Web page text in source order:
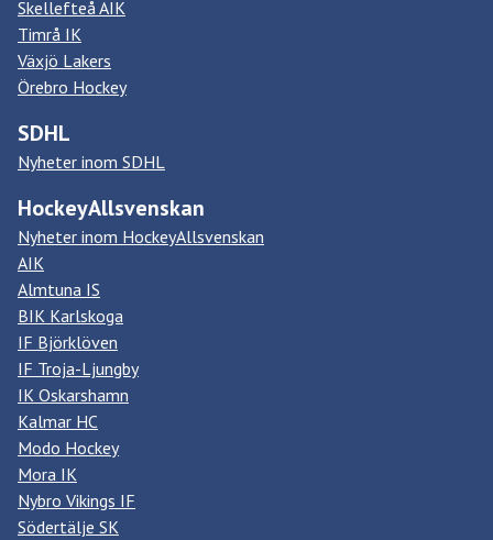
Skellefteå AIK
Timrå IK
Växjö Lakers
Örebro Hockey
SDHL
Nyheter inom SDHL
HockeyAllsvenskan
Nyheter inom HockeyAllsvenskan
AIK
Almtuna IS
BIK Karlskoga
IF Björklöven
IF Troja-Ljungby
IK Oskarshamn
Kalmar HC
Modo Hockey
Mora IK
Nybro Vikings IF
Södertälje SK